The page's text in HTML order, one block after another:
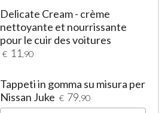
Delicate Cream - crème
nettoyante et nourrissante
pour le cuir des voitures
€ 11 ,90
Tappeti in gomma su misura per
Nissan Juke € 79 ,90